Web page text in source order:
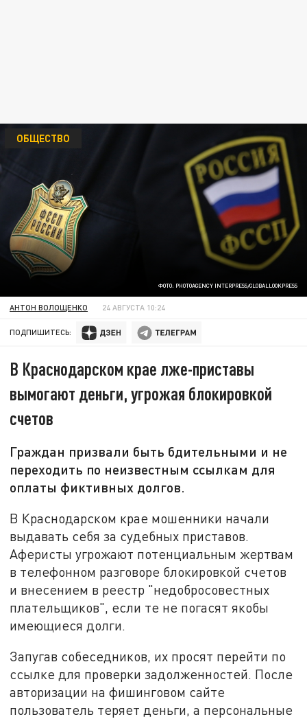
ФОТО: PHOTOAGENCY INTERPRESS/GLOBALLOOKPRESS
ОБЩЕСТВО
АНТОН ВОЛОЩЕНКО 24 АВГУСТА 10:24
ПОДПИШИТЕСЬ:
В Краснодарском крае лже-приставы
вымогают деньги, угрожая блокировкой
счетов
Граждан призвали быть бдительными и не
переходить по неизвестным ссылкам для
оплаты фиктивных долгов.
В Краснодарском крае мошенники начали
выдавать себя за судебных приставов.
Аферисты угрожают потенциальным жертвам
в телефонном разговоре блокировкой счетов
и внесением в реестр "недобросовестных
плательщиков", если те не погасят якобы
имеющиеся долги.
Запугав собеседников, их просят перейти по
ссылке для проверки задолженностей. После
авторизации на фишинговом сайте
пользователь теряет деньги, а персональные